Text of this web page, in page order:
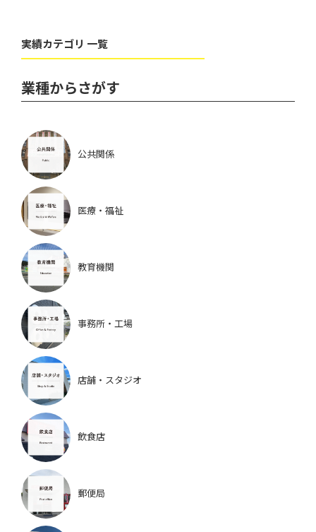
実績カテゴリ 一覧
業種からさがす
公共関係
医療・福祉
教育機関
事務所・工場
店舗・スタジオ
飲食店
郵便局